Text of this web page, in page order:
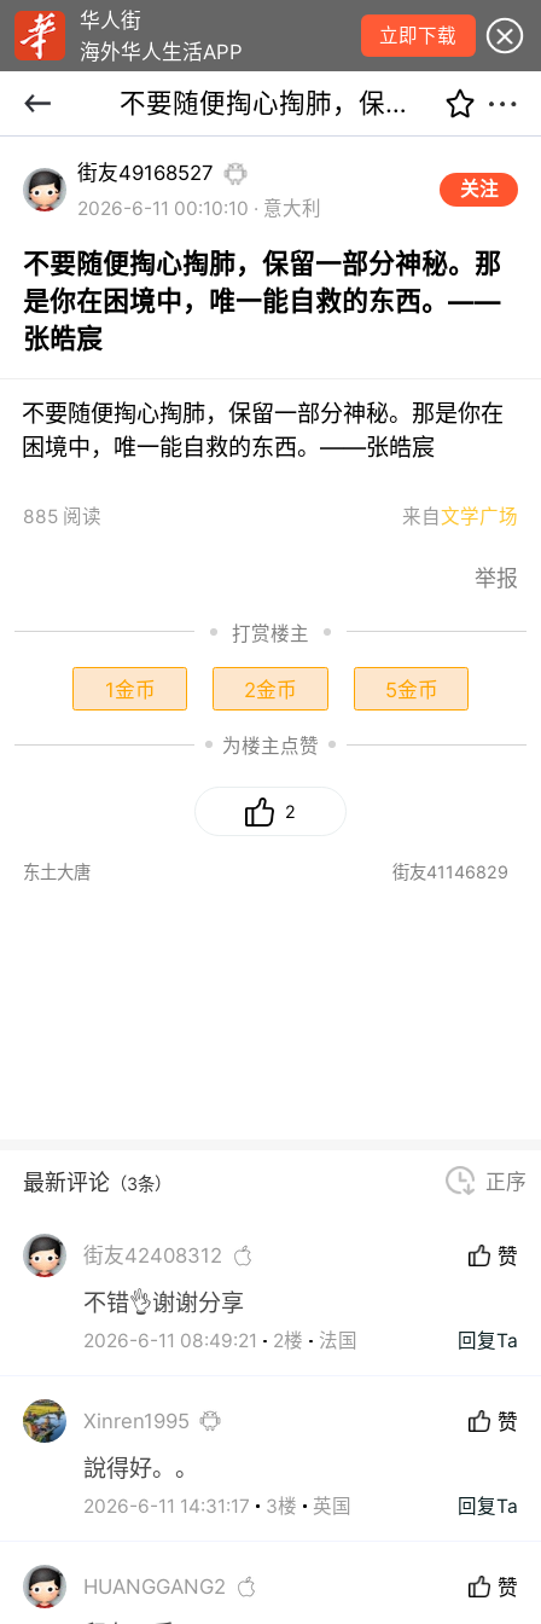
华人街
海外华人生活APP
立即下载
不要随便掏心掏肺，保留一部分神秘。那是你在困境中，唯一能自救的东西。——张皓宸
街友49168527
2026-6-11 00:10:10 · 意大利
关注
不要随便掏心掏肺，保留一部分神秘。那
是你在困境中，唯一能自救的东西。——
张皓宸
不要随便掏心掏肺，保留一部分神秘。那是你在
困境中，唯一能自救的东西。——张皓宸
885 阅读 来自文学广场
举报
打赏楼主
1金币 2金币 5金币
为楼主点赞
2
东土大唐 街友41146829
最新评论 （3条） 正序
街友42408312 赞
不错👌谢谢分享
2026-6-11 08:49:21 2楼 法国 回复Ta
Xinren1995 赞
說得好。。
2026-6-11 14:31:17 3楼 英国 回复Ta
HUANGGANG2 赞